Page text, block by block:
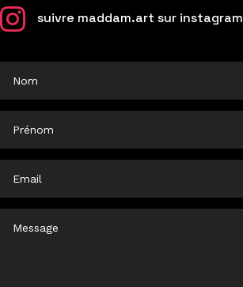
 suivre maddam.art sur instagram